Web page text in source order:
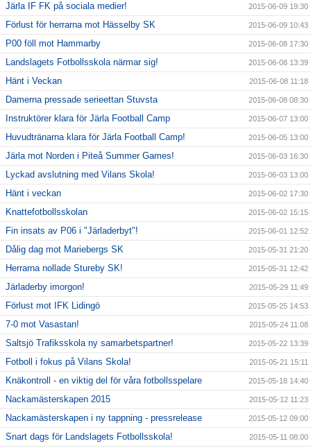
Järla IF FK på sociala medier! 2015-06-09 19:30
Förlust för herrarna mot Hässelby SK 2015-06-09 10:43
P00 föll mot Hammarby 2015-06-08 17:30
Landslagets Fotbollsskola närmar sig! 2015-06-08 13:39
Hänt i Veckan 2015-06-08 11:18
Damerna pressade serieettan Stuvsta 2015-06-08 08:30
Instruktörer klara för Järla Football Camp 2015-06-07 13:00
Huvudtränarna klara för Järla Football Camp! 2015-06-05 13:00
Järla mot Norden i Piteå Summer Games! 2015-06-03 16:30
Lyckad avslutning med Vilans Skola! 2015-06-03 13:00
Hänt i veckan 2015-06-02 17:30
Knattefotbollsskolan 2015-06-02 15:15
Fin insats av P06 i "Järladerbyt"! 2015-06-01 12:52
Dålig dag mot Mariebergs SK 2015-05-31 21:20
Herrarna nollade Stureby SK! 2015-05-31 12:42
Järladerby imorgon! 2015-05-29 11:49
Förlust mot IFK Lidingö 2015-05-25 14:53
7-0 mot Vasastan! 2015-05-24 11:08
Saltsjö Trafiksskola ny samarbetspartner! 2015-05-22 13:39
Fotboll i fokus på Vilans Skola! 2015-05-21 15:11
Knäkontroll - en viktig del för våra fotbollsspelare 2015-05-18 14:40
Nackamästerskapen 2015 2015-05-12 11:23
Nackamästerskapen i ny tappning - pressrelease 2015-05-12 09:00
Snart dags för Landslagets Fotbollsskola! 2015-05-11 08:00